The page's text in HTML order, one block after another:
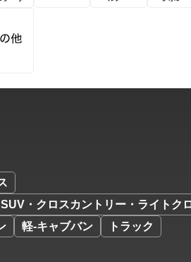
SUV・クロスカントリー・ライトク
軽-キャブバン
トラック